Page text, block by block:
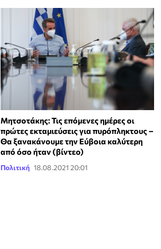
Μητσοτάκης: Τις επόμενες ημέρες οι
πρώτες εκταμιεύσεις για πυρόπληκτους –
Θα ξανακάνουμε την Εύβοια καλύτερη
από όσο ήταν (βίντεο)
Πολιτική 18.08.2021 20:01